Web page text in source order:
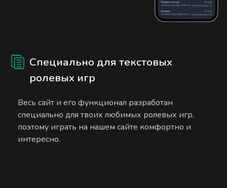
Специально для текстовых
ролевых игр
Весь сайт и его функционал разработан
специально для твоих любимых ролевых игр,
поэтому играть на нашем сайте комфортно и
интересно.